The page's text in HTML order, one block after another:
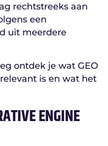
rechtstreeks aan
een
uit meerdere
ontdek je wat GEO
is en wat het
ENGINE